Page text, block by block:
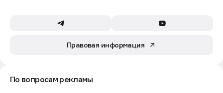
Правовая информация
По вопросам рекламы